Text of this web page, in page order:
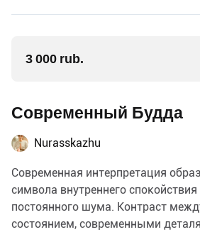
3 000 rub.
Современный Будда
Nurasskazhu
Современная интерпретация
символа внутреннего
постоянного шума. Контраст
состоянием, современными